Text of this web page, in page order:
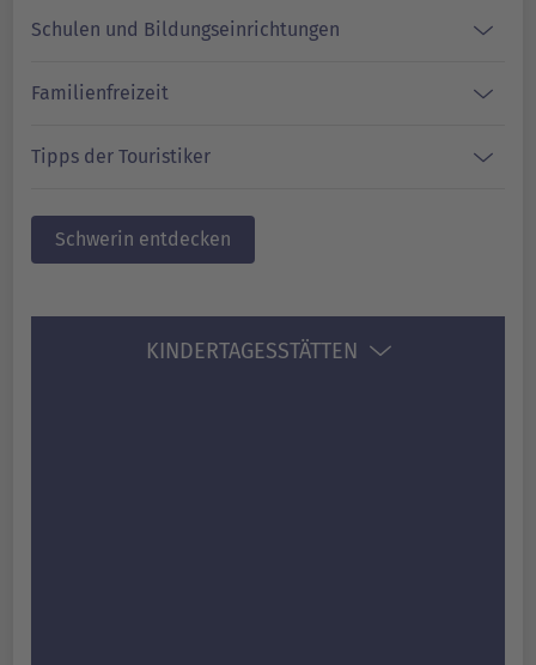
Schulen und Bildungseinrichtungen
Familienfreizeit
Tipps der Touristiker
Schwerin entdecken
KINDERTAGESSTÄTTEN